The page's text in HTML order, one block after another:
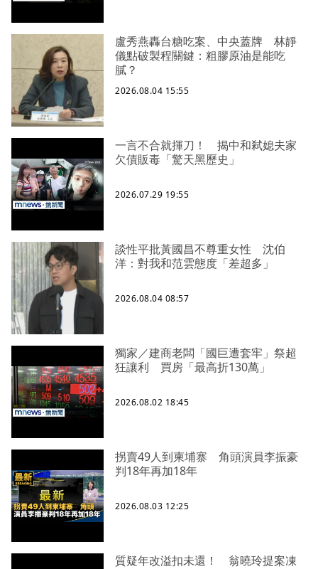
盧秀燕轟台糖吃案、中央蓋牌 林靜
儀點破製程關鍵：粗膠原油是能吃
膩？
2026.08.04 15:55
一言不合就揮刀！ 揭中和弒媳夫家
欠債販毒「驚天黑歷史」
2026.07.29 19:55
談性平批黃國昌不尊重女性 沈伯
洋：對我和范雲態度「差超多」
2026.08.04 08:57
獨家／建商老闆「國巨遭套牢」祭超
狂讓利 買房「最高折130萬」
2026.08.02 18:45
拐賣49人到柬埔寨 角頭演員李振豪
判18年再加18年
2026.08.03 12:25
質疑年改溢扣未還！ 翁曉玲提案凍